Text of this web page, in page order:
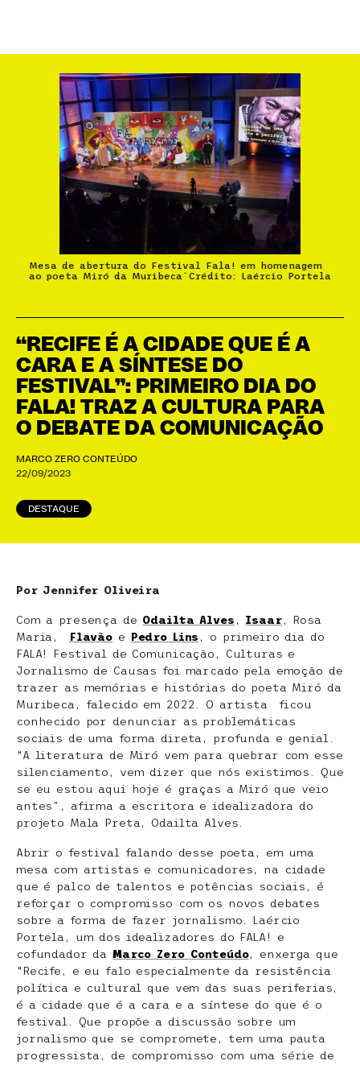
“RECIFE É A CIDADE QUE É A
CARA E A SÍNTESE DO
FESTIVAL”: PRIMEIRO DIA DO
FALA! TRAZ A CULTURA PARA
O DEBATE DA COMUNICAÇÃO
MARCO ZERO CONTEÚDO
22/09/2023
DESTAQUE
Mesa de abertura do Festival Fala! em homenagem
ao poeta Miró da Muribeca´Crédito: Laércio Portela
Por Jennifer Oliveira
Com a presença de Odailta Alves , Isaar, Rosa
Maria,
Flavão e Pedro Lins , o primeiro dia do
FALA! Festival de Comunicação, Culturas e
Jornalismo de Causas foi marcado pela emoção de
trazer as memórias e histórias do poeta Miró da
Muribeca, falecido em 2022. O artista ficou
conhecido por denunciar as problemáticas
sociais de uma forma direta, profunda e genial.
“A literatura de Miró vem para quebrar com esse
silenciamento, vem dizer que nós existimos. Que
se eu estou aqui hoje é graças a Miró que veio
antes”, afirma a escritora e idealizadora do
projeto Mala Preta, Odailta Alves.
Abrir o festival falando desse poeta, em uma
mesa com artistas e comunicadores, na cidade
que é palco de talentos e potências sociais, é
reforçar o compromisso com os novos debates
sobre a forma de fazer jornalismo. Laércio
Portela, um dos idealizadores do FALA! e
cofundador daMarco Zero Conteúdo, enxerga que
“Recife, e eu falo especialmente da resistência
política e cultural que vem das suas periferias,
é a cidade que é a cara e a síntese do que é o
festival. Que propõe a discussão sobre um
jornalismo que se compromete, tem uma pauta
progressista, de compromisso com uma série de